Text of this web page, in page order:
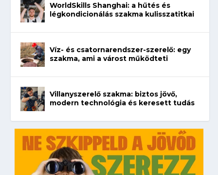
WorldSkills Shanghai: a hűtés és
légkondicionálás szakma kulisszatitkai
Víz- és csatornarendszer-szerelő: egy
szakma, ami a várost működteti
Villanyszerelő szakma: biztos jövő,
modern technológia és keresett tudás